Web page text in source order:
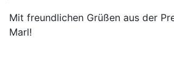
Mit freundlichen Grüßen aus der
Marl!